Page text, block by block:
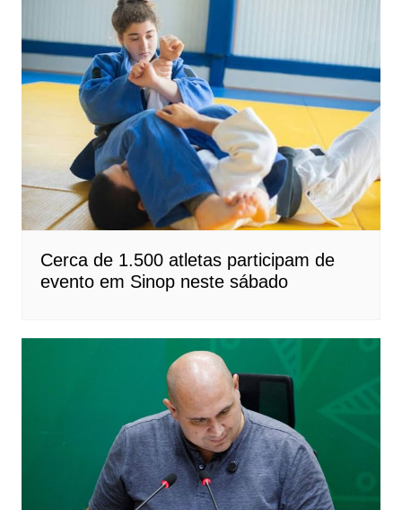
Cerca de 1.500 atletas participam de
evento em Sinop neste sábado